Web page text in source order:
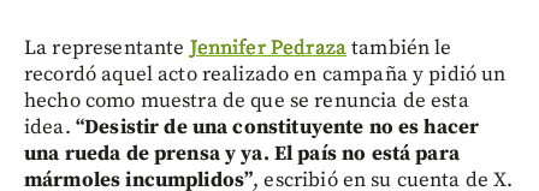
La representante Jennifer Pedrazatambién le
recordó aquel acto realizado en campaña y pidió un
hecho como muestra de que se renuncia de esta
idea. “Desistir de una constituyente no es hacer
una rueda de prensa y ya. El país no está para
mármoles incumplidos”, escribió en su cuenta de X.